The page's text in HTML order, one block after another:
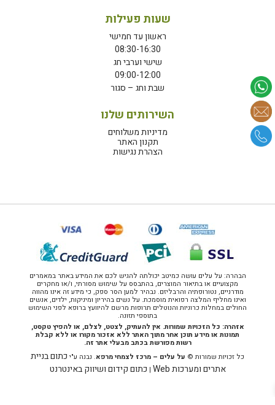
שעות פעילות
ראשון עד חמישי
08:30-16:30
שישי וערבי חג
09:00-12:00
שבת וחג – סגור
השירותים שלנו
מדיניות משלוחים
תקנון האתר
הצהרת נגישות
הבהרה: על עלים עושה כמיטב יכולתה להגיש לכם את המידע באתר במאמרים
מקצועיים או בתיאור המוצרים, בהתבסס על שימוש מסורתי, ו/או מחקרים
מודרניים, נטורופתיה והרבליזם. נבהיר למען הסר ספק, כי מידע זה אינו מהווה
ואינו מחליף המלצה רפואית מוסמכת. על נשים בהיריון ומיניקות, ילדים, אנשים
החולים במחלות כרוניות והנוטלים תרופות מרשם להיוועץ ברופא לפני השימוש
בתוספי תזונה.
אזהרה: כל הזכויות שמורות. אין להעתיק, לצטט, לצלם, או להפיץ טקסט,
תמונות או מידע תוכן אחר מתוך האתר ללא אזכור מקורו או ללא קבלת
רשות מפורשת בכתב מבעלי אתר זה.
כל זכויות שמורות © על עלים – מרכז לצמחי מרפא. נבנה ע"יכתום בניית
אתרים ומערכות Web
| כתום קידום ושיווק באינטרנט